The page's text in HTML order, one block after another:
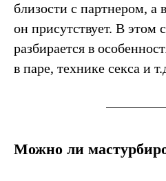
близости с партнером, а
он присутствует. В этом
разбирается в
в паре, технике секса и
Можно ли